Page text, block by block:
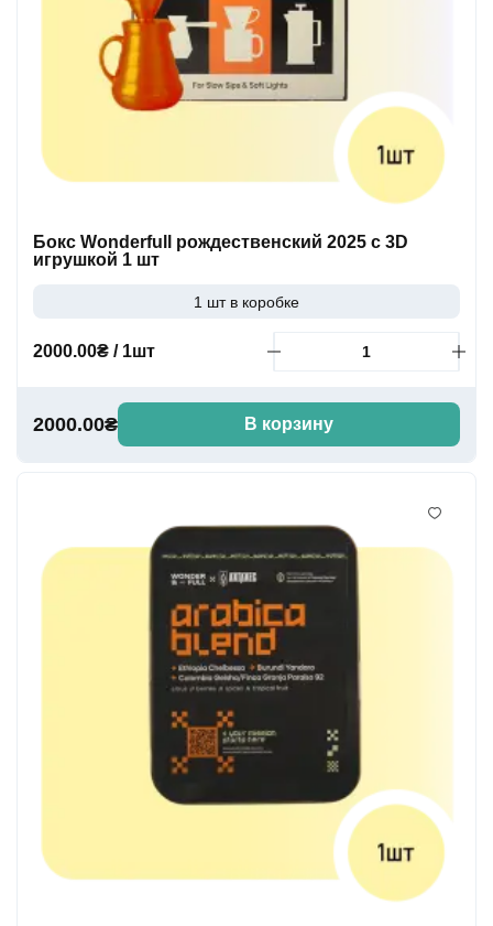
Бокс Wonderfull рождественский 2025 с 3D
игрушкой 1 шт
1 шт в коробке
2000.00₴ / 1шт
2000.00₴ В корзину